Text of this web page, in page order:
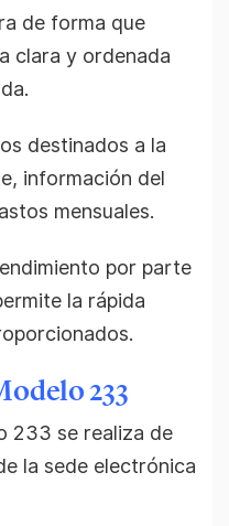
de forma que
clara y ordenada
destinados a la
información del
mensuales.
por parte
la rápida
233
233 se realiza de
la sede electrónica